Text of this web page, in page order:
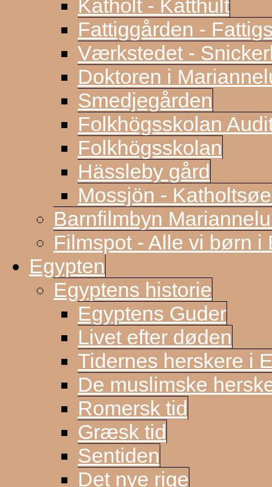
Katholt - Katthult
Fattiggården -
Værkstedet -
Doktoren i
Smedjegården
Folkhögsskolan
Folkhögsskolan
Hässleby gård
Mossjön -
Barnfilmbyn
Filmspot - Alle vi børn i
Egypten
Egyptens historie
Egyptens Guder
Livet efter døden
Tidernes herskere i
De muslimske
Romersk tid
Græsk tid
Sentiden
Det nye rige